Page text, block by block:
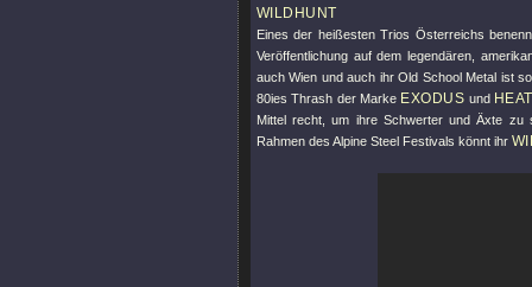
WILDHUNT
Eines der heißesten Trios Österreichs
Veröffentlichung auf dem legendären,
auch Wien und auch ihr Old School Metal ist
80ies Thrash der Marke EXODUS und
Mittel recht, um ihre Schwerter und Äxte zu
Rahmen des Alpine Steel Festivals könnt ihr